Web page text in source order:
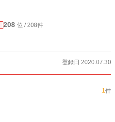
208 位 / 208件
登録日 2020.07.30
1件